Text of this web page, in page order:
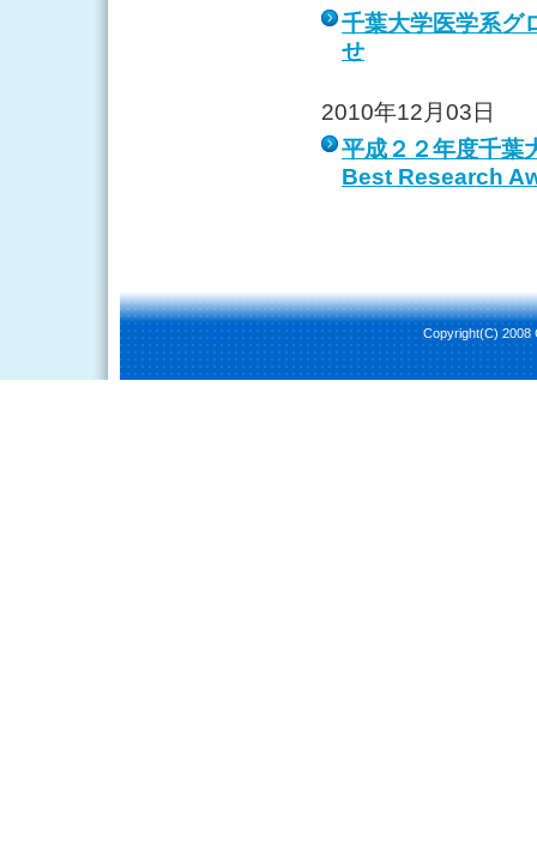
千葉大学医学系グ
せ
2010年12月03日
平成２２年度千葉
Best Research
Copyright(C) 2008